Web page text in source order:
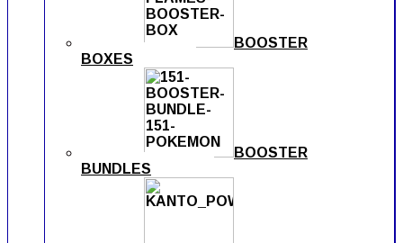
BOOSTER
BOXES
BOOSTER
BUNDLES